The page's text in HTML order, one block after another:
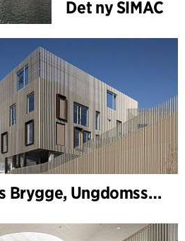
Det ny SIMAC
Skolen på Islands Brygge, Ungdomsskole